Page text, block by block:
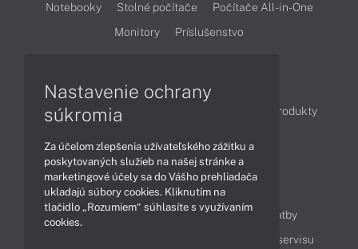
Notebooky Stolné počítače
Počítače All-in-One
Monitory
Príslušenstvo
Články
Obchodné informácie
Produkty
Obsah
Ako nakupovať
Možnosti doručenia a platby
Cenník servisu
Nastavenie ochrany
súkromia
Za účelom zlepšenia užívateľského zážitku a
poskytovaných služieb na našej stránke a
marketingové účely sa do Vášho prehliadača
ukladajú súbory cookies. Kliknutím na
tlačidlo „Rozumiem“ súhlasíte s využívaním
cookies.